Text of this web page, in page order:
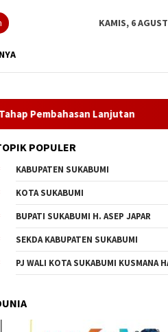
KAMIS, 6
Lanjutan Komisi I
POPULER
KABUPATEN SUKABUMI
KOTA SUKABUMI
BUPATI SUKABUMI H. ASEP JAPAR
SEKDA KABUPATEN SUKABUMI
PJ WALI KOTA SUKABUMI KUSMANA